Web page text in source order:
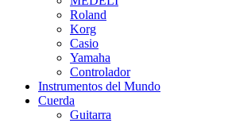
Roland
Korg
Casio
Yamaha
Controlador
Instrumentos del Mundo
Cuerda
Guitarra